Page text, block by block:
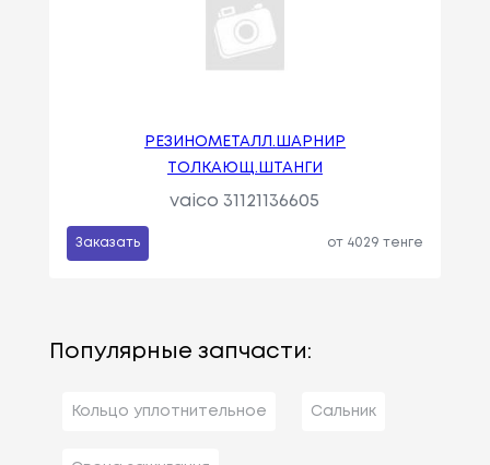
РЕЗИНОМЕТАЛЛ.ШАРНИР
ТОЛКАЮЩ.ШТАНГИ
vaico 31121136605
Заказать от 4029 тенге
Популярные запчасти:
Кольцо уплотнительное Сальник